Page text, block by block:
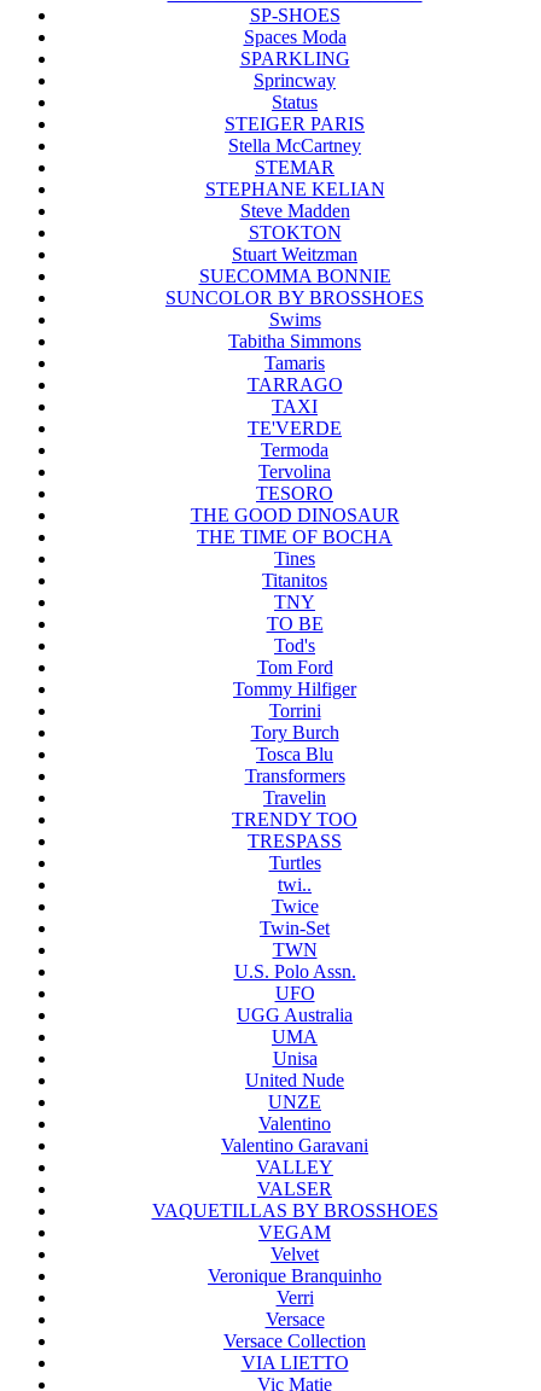
SP-SHOES
Spaces Moda
SPARKLING
Sprincway
Status
STEIGER PARIS
Stella McCartney
STEMAR
STEPHANE KELIAN
Steve Madden
STOKTON
Stuart Weitzman
SUECOMMA BONNIE
SUNCOLOR BY BROSSHOES
Swims
Tabitha Simmons
Tamaris
TARRAGO
TAXI
TE'VERDE
Termoda
Tervolina
TESORO
THE GOOD DINOSAUR
THE TIME OF BOCHA
Tines
Titanitos
TNY
TO BE
Tod's
Tom Ford
Tommy Hilfiger
Torrini
Tory Burch
Tosca Blu
Transformers
Travelin
TRENDY TOO
TRESPASS
Turtles
twi..
Twice
Twin-Set
TWN
U.S. Polo Assn.
UFO
UGG Australia
UMA
Unisa
United Nude
UNZE
Valentino
Valentino Garavani
VALLEY
VALSER
VAQUETILLAS BY BROSSHOES
VEGAM
Velvet
Veronique Branquinho
Verri
Versace
Versace Collection
VIA LIETTO
Vic Matie